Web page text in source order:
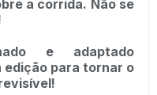
a corrida. Não se
e adaptado
para tornar o